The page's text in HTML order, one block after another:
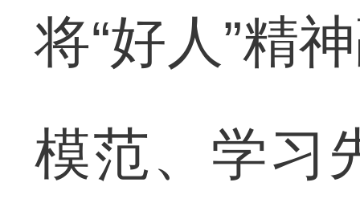
将“好人”精
模范、学习